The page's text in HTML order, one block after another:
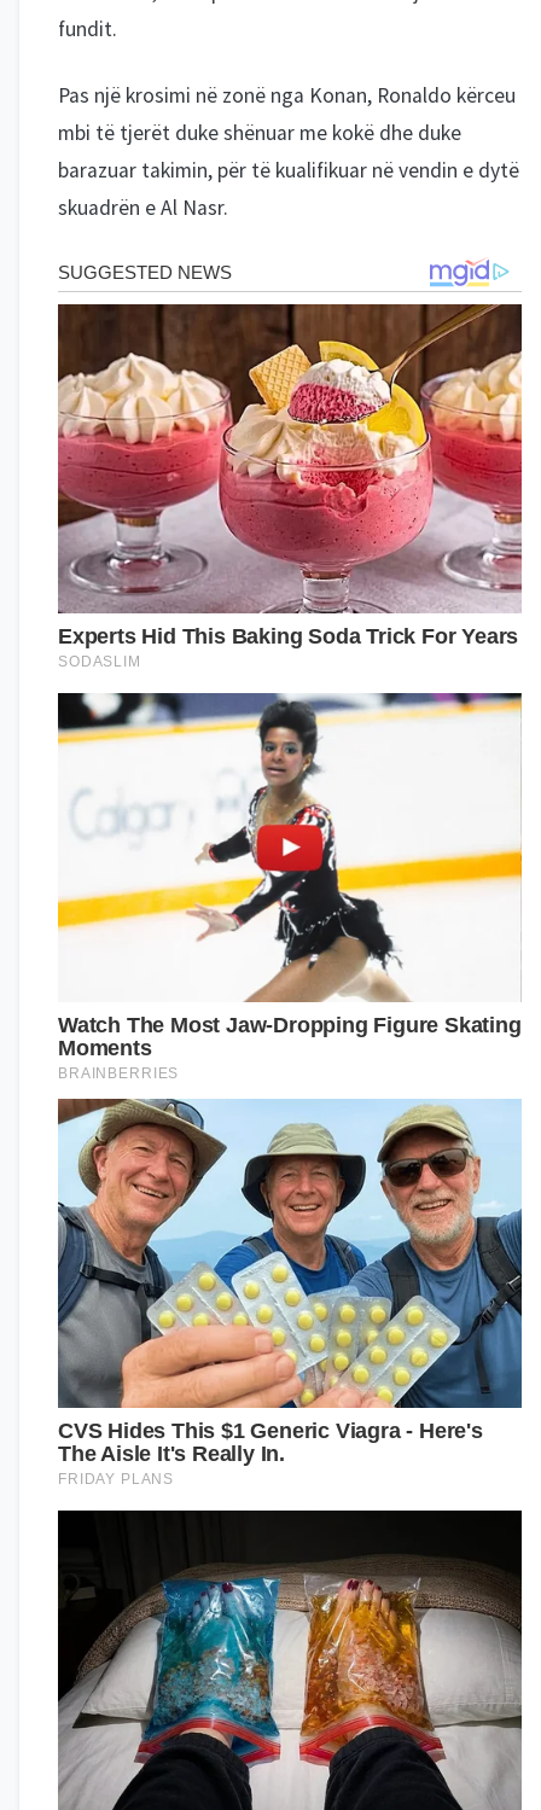
fundit.
Pas një krosimi në zonë nga Konan, Ronaldo kërceu
mbi të tjerët duke shënuar me kokë dhe duke
barazuar takimin, për të kualifikuar në vendin e dytë
skuadrën e Al Nasr.